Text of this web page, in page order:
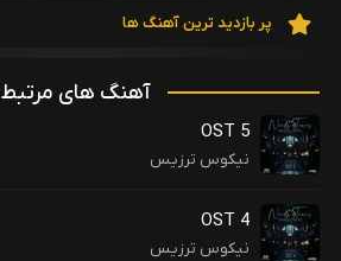
پر بازدید ترین آهنگ ها
آهنگ های مرتبط
OST 5
نیکوس ترزیس
OST 4
نیکوس ترزیس